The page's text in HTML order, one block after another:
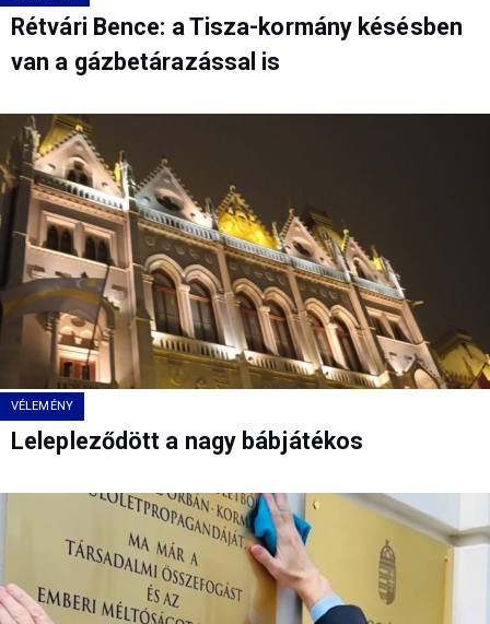
Rétvári Bence: a Tisza-kormány késésben
van a gázbetárazással is
VÉLEMÉNY
Lelepleződött a nagy bábjátékos